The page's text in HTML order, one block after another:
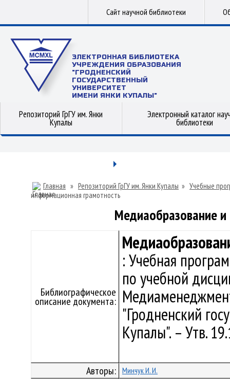
Сайт научной библиотеки
ЭЛЕКТРОННАЯ БИБЛИОТЕКА
УЧРЕЖДЕНИЯ ОБРАЗОВАНИЯ
"ГРОДНЕНСКИЙ
ГОСУДАРСТВЕННЫЙ
УНИВЕРСИТЕТ
ИМЕНИ ЯНКИ КУПАЛЫ"
Репозиторий ГрГУ им. Янки
Купалы
Электронный каталог
библиотеки
Главная » Репозиторий ГрГУ им. Янки Купалы » Учебные
информационная грамотность
Медиаобразование
Библиографическое
описание документа:
: Учебная
по учебной
"Гродненский
Купалы". – Утв.
Авторы: Минчук И. И.